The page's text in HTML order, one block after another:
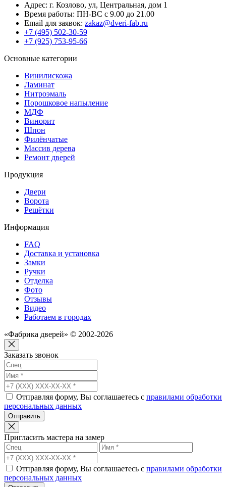
Адрес: г. Козлово, ул, Центральная, дом 1
Время работы: ПН-ВС с 9.00 до 21.00
Email для заявок: zakaz@dveri-fab.ru
+7 (495) 502-30-59
+7 (925) 753-95-66
Основные категории
Винилискожа
Ламинат
Нитроэмаль
Порошковое напыление
МДФ
Винорит
Шпон
Филёнчатые
Массив дерева
Ремонт дверей
Продукция
Двери
Ворота
Решётки
Информация
FAQ
Доставка и установка
Замки
Ручки
Отделка
Фото
Отзывы
Видео
Работаем в городах
«Фабрика дверей» © 2002-2026
Заказать звонок
Отправляя форму, Вы соглашаетесь с правилами обработки
персональных данных
Отправить
Пригласить мастера на замер
Отправляя форму, Вы соглашаетесь с правилами обработки
персональных данных